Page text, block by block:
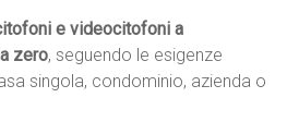
e videocitofoni a
zero, seguendo le esigenze
singola, condominio, azienda o